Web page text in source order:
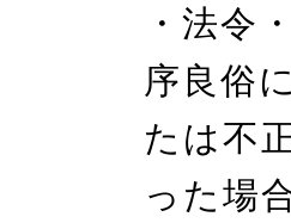
・法令
序良俗
たは不
った場